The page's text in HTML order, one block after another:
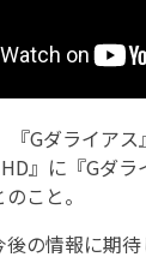
Gダライア
』に『Gダ
こと。
の情報に期待